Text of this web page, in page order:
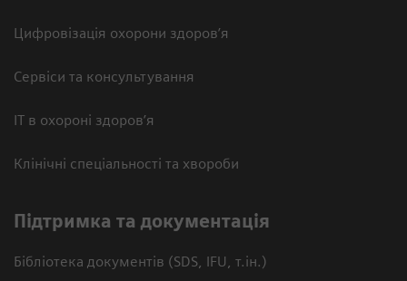
Цифровізація охорони здоров’я
Сервіси та консультування
ІТ в охороні здоров’я
Клінічні спеціальності та хвороби
Підтримка та документація
Бібліотека документів (SDS, IFU, т.ін.)